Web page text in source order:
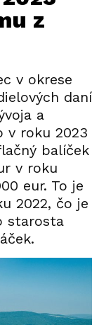
z
v okrese
daní
a
v roku 2023
balíček
v roku
eur. To je
2022, čo je
starosta